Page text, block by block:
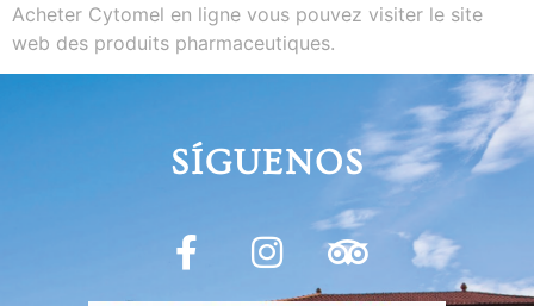
Acheter Cytomel en ligne vous pouvez visiter le site
web des produits pharmaceutiques.
SÍGUENOS